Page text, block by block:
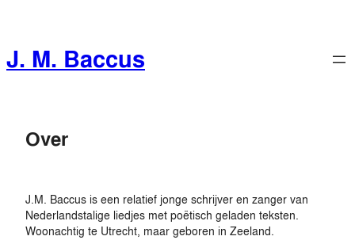
J. M. Baccus
Over
J.M. Baccus is een relatief jonge schrijver en zanger van
Nederlandstalige liedjes met poëtisch geladen teksten.
Woonachtig te Utrecht, maar geboren in Zeeland.